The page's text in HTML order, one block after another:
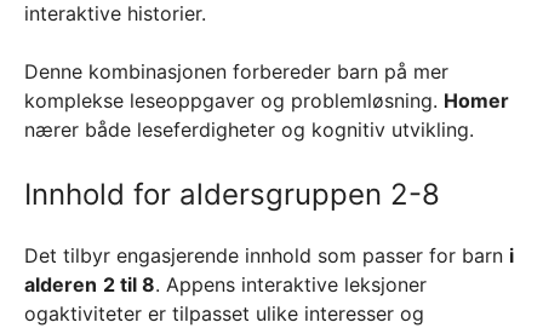
interaktive historier.
Denne kombinasjonen forbereder barn på mer
komplekse leseoppgaver og problemløsning. Homer
nærer både leseferdigheter og kognitiv utvikling.
Innhold for aldersgruppen 2-8
Det tilbyr engasjerende innhold som passer for barn i
alderen 2 til 8. Appens interaktive leksjoner
ogaktiviteter er tilpasset ulike interesser og